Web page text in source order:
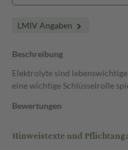
LMIV Angaben
Beschreibung
Elektrolyte sind
eine wichtige Schlüsselrolle
Bewertungen
Hinweistexte und